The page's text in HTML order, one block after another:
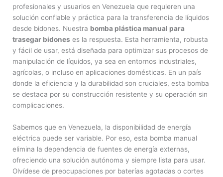
profesionales y usuarios en Venezuela que requieren una
solución confiable y práctica para la transferencia de líquidos
desde bidones. Nuestra bomba plástica manual para
trasegar bidones es la respuesta. Esta herramienta, robusta
y fácil de usar, está diseñada para optimizar sus procesos de
manipulación de líquidos, ya sea en entornos industriales,
agrícolas, o incluso en aplicaciones domésticas. En un país
donde la eficiencia y la durabilidad son cruciales, esta bomba
se destaca por su construcción resistente y su operación sin
complicaciones.
Sabemos que en Venezuela, la disponibilidad de energía
eléctrica puede ser variable. Por eso, esta bomba manual
elimina la dependencia de fuentes de energía externas,
ofreciendo una solución autónoma y siempre lista para usar.
Olvídese de preocupaciones por baterías agotadas o cortes